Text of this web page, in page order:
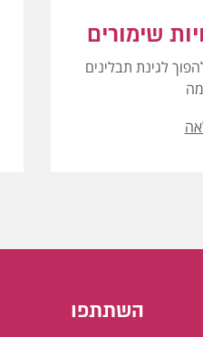
שימורים
לגינת תבלינים
השתתפו